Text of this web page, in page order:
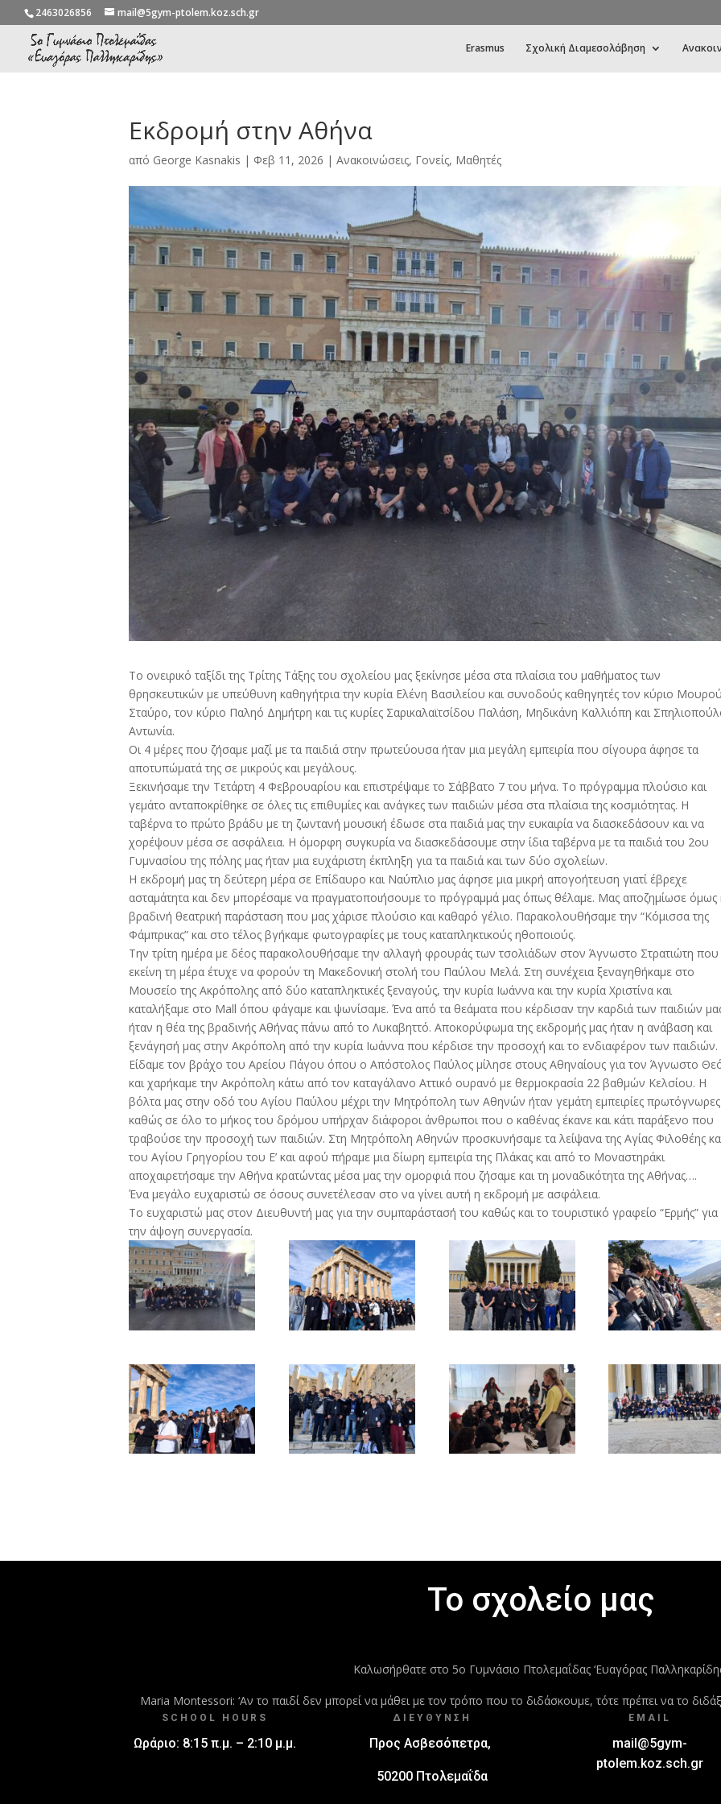
2463026856 mail@5gym-ptolem.koz.sch.gr
Erasmus Σχολική Διαμεσολάβηση
Εκδρομή στην Αθήνα
από George Kasnakis | Φεβ 11, 2026 | Ανακοινώσεις, Γονείς, Μαθητές
Το ονειρικό ταξίδι της Τρίτης Τάξης του σχολείου μας ξεκίνησε μέσα στα πλαίσια του μαθήματος των
θρησκευτικών με υπεύθυνη καθηγήτρια την κυρία Ελένη Βασιλείου και συνοδούς καθηγητές τον κύριο
Σταύρο, τον κύριο Παληό Δημήτρη και τις κυρίες Σαρικαλαϊτσίδου Παλάση, Μηδικάνη Καλλιόπη και
Αντωνία.
Οι 4 μέρες που ζήσαμε μαζί με τα παιδιά στην πρωτεύουσα ήταν μια μεγάλη εμπειρία που σίγουρα άφησε τα
αποτυπώματά της σε μικρούς και μεγάλους.
Ξεκινήσαμε την Τετάρτη 4 Φεβρουαρίου και επιστρέψαμε το Σάββατο 7 του μήνα. Το πρόγραμμα πλούσιο και
γεμάτο ανταποκρίθηκε σε όλες τις επιθυμίες και ανάγκες των παιδιών μέσα στα πλαίσια της κοσμιότητας. Η
ταβέρνα το πρώτο βράδυ με τη ζωντανή μουσική έδωσε στα παιδιά μας την ευκαιρία να διασκεδάσουν και να
χορέψουν μέσα σε ασφάλεια. Η όμορφη συγκυρία να διασκεδάσουμε στην ίδια ταβέρνα με τα παιδιά του 2ου
Γυμνασίου της πόλης μας ήταν μια ευχάριστη έκπληξη για τα παιδιά και των δύο σχολείων.
Η εκδρομή μας τη δεύτερη μέρα σε Επίδαυρο και Ναύπλιο μας άφησε μια μικρή απογοήτευση γιατί έβρεχε
ασταμάτητα και δεν μπορέσαμε να πραγματοποιήσουμε το πρόγραμμά μας όπως θέλαμε. Μας αποζημίωσε όμως
βραδινή θεατρική παράσταση που μας χάρισε πλούσιο και καθαρό γέλιο. Παρακολουθήσαμε την “Κόμισσα της
Φάμπρικας” και στο τέλος βγήκαμε φωτογραφίες με τους καταπληκτικούς ηθοποιούς.
Την τρίτη ημέρα με δέος παρακολουθήσαμε την αλλαγή φρουράς των τσολιάδων στον Άγνωστο Στρατιώτη που
εκείνη τη μέρα έτυχε να φορούν τη Μακεδονική στολή του Παύλου Μελά. Στη συνέχεια ξεναγηθήκαμε στο
Μουσείο της Ακρόπολης από δύο καταπληκτικές ξεναγούς, την κυρία Ιωάννα και την κυρία Χριστίνα και
καταλήξαμε στο Μall όπου φάγαμε και ψωνίσαμε. Ένα από τα θεάματα που κέρδισαν την καρδιά των παιδιών
ήταν η θέα της βραδινής Αθήνας πάνω από το Λυκαβηττό. Αποκορύφωμα της εκδρομής μας ήταν η ανάβαση και
ξενάγησή μας στην Ακρόπολη από την κυρία Ιωάννα που κέρδισε την προσοχή και το ενδιαφέρον των παιδιών.
Είδαμε τον βράχο του Αρείου Πάγου όπου ο Απόστολος Παύλος μίλησε στους Αθηναίους για τον Άγνωστο
και χαρήκαμε την Ακρόπολη κάτω από τον καταγάλανο Αττικό ουρανό με θερμοκρασία 22 βαθμών Κελσίου. Η
βόλτα μας στην οδό του Αγίου Παύλου μέχρι την Μητρόπολη των Αθηνών ήταν γεμάτη εμπειρίες πρωτόγνωρες
καθώς σε όλο το μήκος του δρόμου υπήρχαν διάφοροι άνθρωποι που ο καθένας έκανε και κάτι παράξενο που
τραβούσε την προσοχή των παιδιών. Στη Μητρόπολη Αθηνών προσκυνήσαμε τα λείψανα της Αγίας Φιλοθέης
του Αγίου Γρηγορίου του Ε’ και αφού πήραμε μια δίωρη εμπειρία της Πλάκας και από το Μοναστηράκι
αποχαιρετήσαμε την Αθήνα κρατώντας μέσα μας την ομορφιά που ζήσαμε και τη μοναδικότητα της Αθήνας….
Ένα μεγάλο ευχαριστώ σε όσους συνετέλεσαν στο να γίνει αυτή η εκδρομή με ασφάλεια.
Το ευχαριστώ μας στον Διευθυντή μας για την συμπαράστασή του καθώς και το τουριστικό γραφείο “Ερμής” για
την άψογη συνεργασία.
Το σχολείο μας
Καλωσήρθατε στο 5ο Γυμνάσιο Πτολεμαΐδας ‘Ευαγόρας
Maria Montessori: ‘Αν το παιδί δεν μπορεί να μάθει με τον τρόπο που το διδάσκουμε, τότε πρέπει να το
SCHOOL HOURS
Ωράριο: 8:15 π.μ. – 2:10 μ.μ.
ΔΙΕΎΘΥΝΣΗ
Προς Ασβεσόπετρα,
50200 Πτολεμαΐδα
EMAIL
mail@5gym-
ptolem.koz.sch.gr